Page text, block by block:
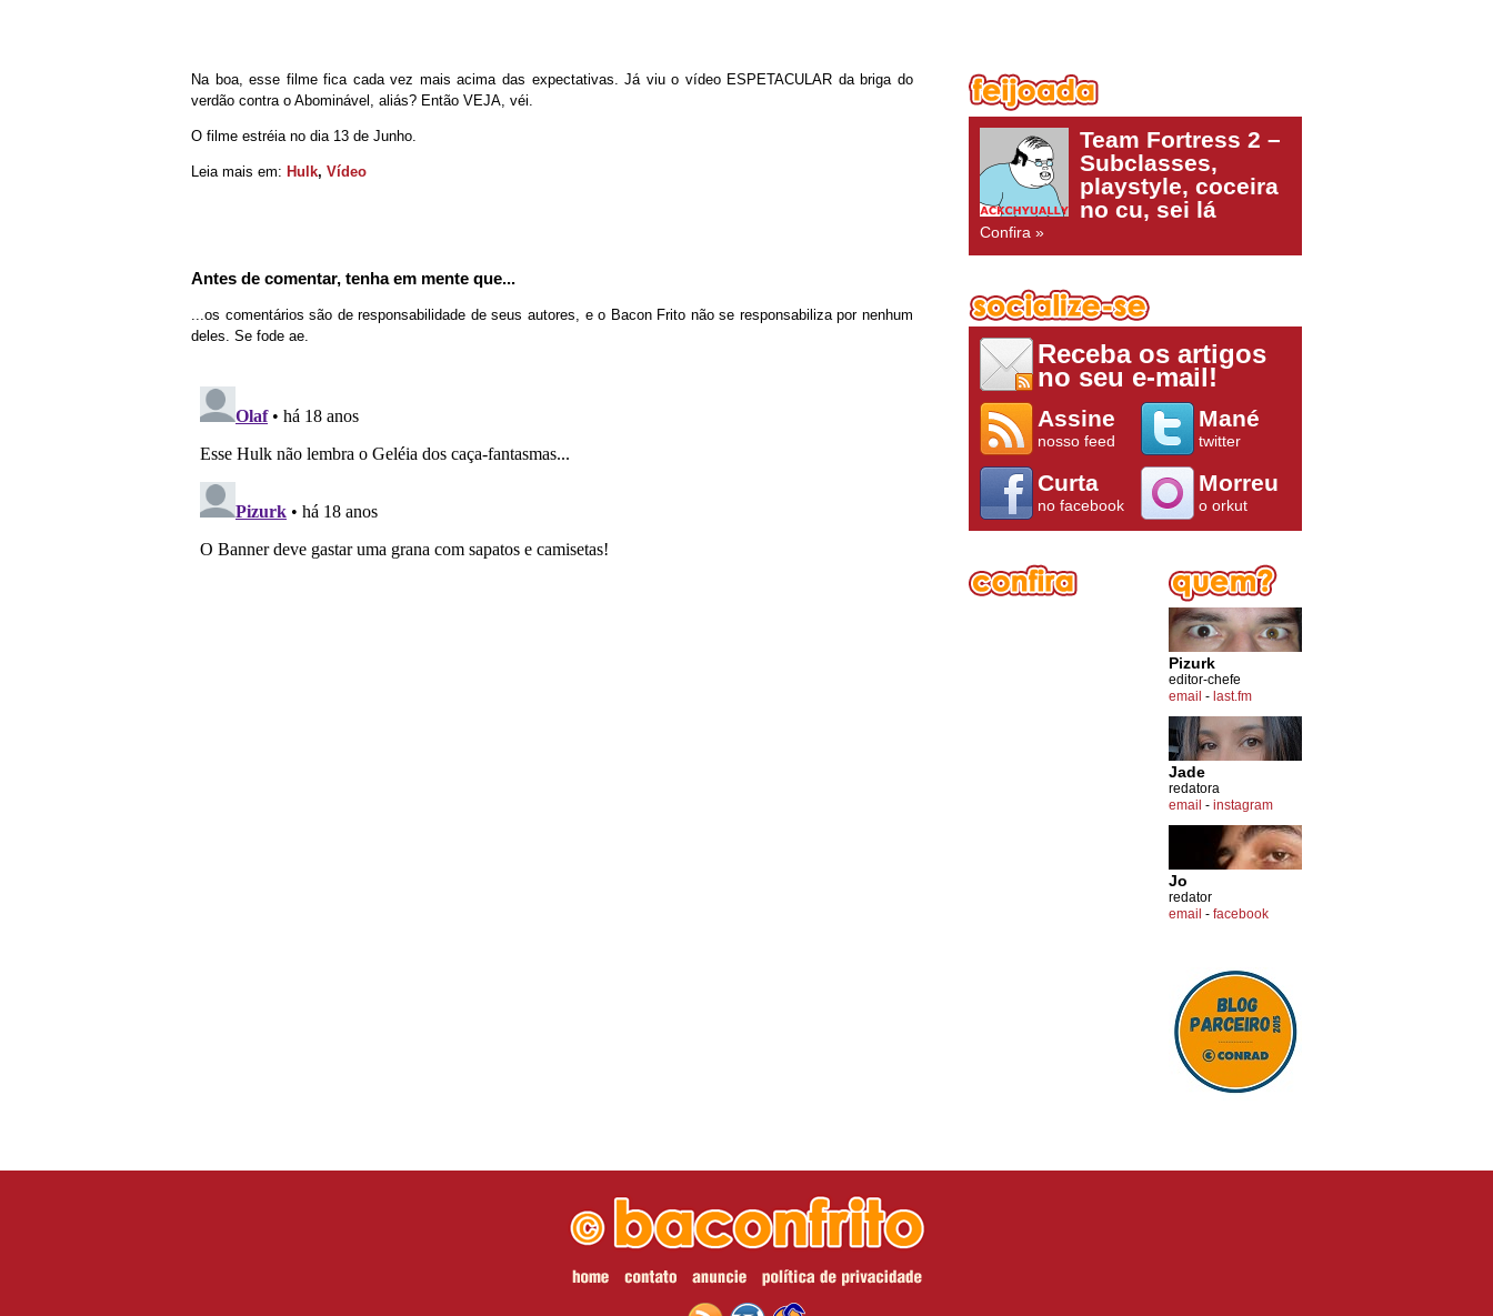
Na boa, esse filme fica cada vez mais acima das expectativas. Já viu o vídeo ESPETACULAR da briga do
verdão contra o Abominável, aliás? Então VEJA, véi.
O filme estréia no dia 13 de Junho.
Leia mais em: Hulk, Vídeo
Antes de comentar, tenha em mente que...
...os comentários são de responsabilidade de seus autores, e o Bacon Frito não se responsabiliza por nenhum
deles. Se fode ae.
Team Fortress 2 –
Subclasses,
playstyle, coceira
no cu, sei lá
Confira »
Receba os artigos
no seu e-mail!
Assine
nosso feed
Mané
twitter
Curta
no facebook
Morreu
o orkut
Pizurk
editor-chefe
email - last.fm
Jade
redatora
email - instagram
Jo
redator
email - facebook